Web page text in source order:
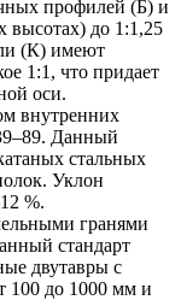
профилей (Б) и
высотах) до 1:1,25
(К) имеют
1:1, что придает
оси.
внутренних
Данный
стальных
Уклон
%.
гранями
стандарт
двутавры с
100 до 1000 мм и